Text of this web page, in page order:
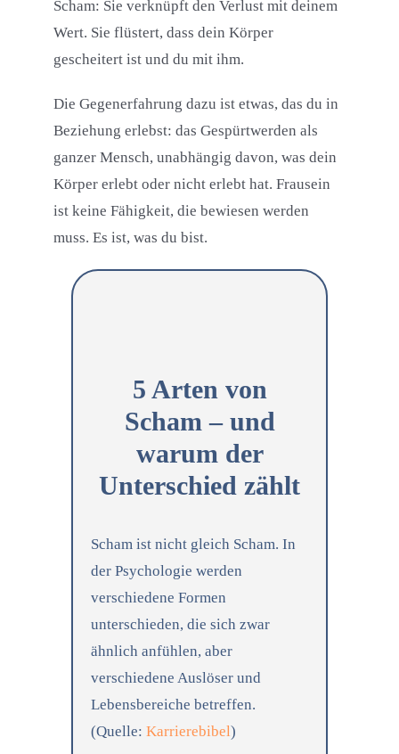
Scham: Sie verknüpft den Verlust mit deinem
Wert. Sie flüstert, dass dein Körper
gescheitert ist und du mit ihm.
Die Gegenerfahrung dazu ist etwas, das du in
Beziehung erlebst: das Gespürtwerden als
ganzer Mensch, unabhängig davon, was dein
Körper erlebt oder nicht erlebt hat. Frausein
ist keine Fähigkeit, die bewiesen werden
muss. Es ist, was du bist.
5 Arten von
Scham – und
warum der
Unterschied zählt
Scham ist nicht gleich Scham. In
der Psychologie werden
verschiedene Formen
unterschieden, die sich zwar
ähnlich anfühlen, aber
verschiedene Auslöser und
Lebensbereiche betreffen.
(Quelle: Karrierebibel)